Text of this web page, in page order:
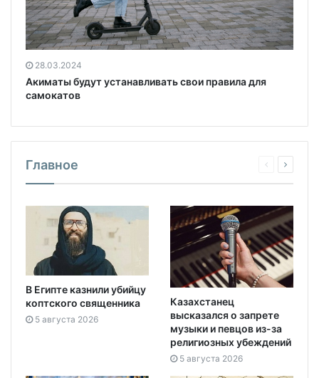
28.03.2024
Акиматы будут устанавливать свои правила для
самокатов
Главное
В Египте казнили убийцу
коптского священника
5 августа 2026
Казахстанец
высказался о запрете
музыки и певцов из-за
религиозных убеждений
5 августа 2026